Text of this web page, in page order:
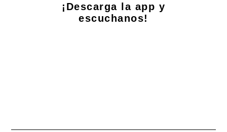
¡Descarga la app y
escuchanos!